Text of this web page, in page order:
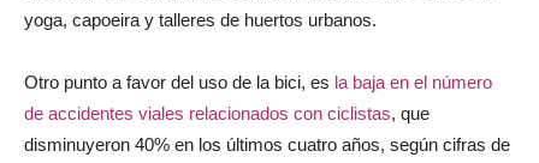
yoga, capoeira y talleres de huertos urbanos.
Otro punto a favor del uso de la bici, es la baja en el número
de accidentes viales relacionados con ciclistas, que
disminuyeron 40% en los últimos cuatro años, según cifras de